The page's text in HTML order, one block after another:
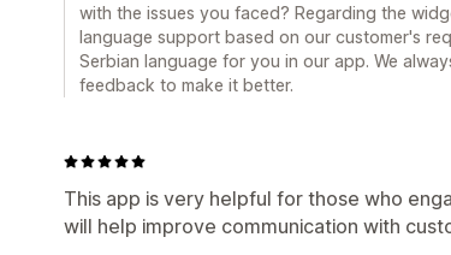
with the issues you faced? Regarding the
language support based on our customer's
Serbian language for you in our app. We
feedback to make it better.
This app is very helpful for those who
will help improve communication with